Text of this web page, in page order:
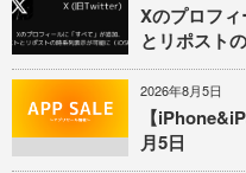
Xのプロフ
とリポスト
2026年8月5日
【
月5日